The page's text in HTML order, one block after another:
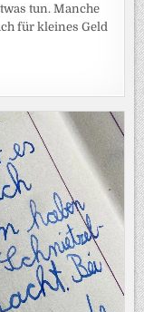
tun. Manche
für kleines Geld